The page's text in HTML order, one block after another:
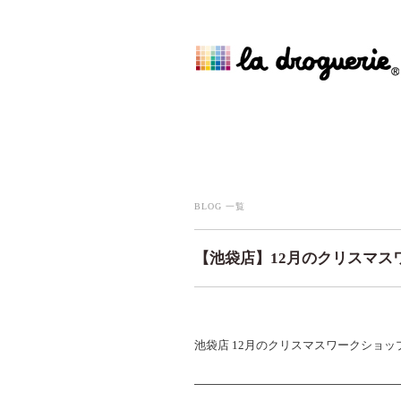
BLOG 一覧
【池袋店】12月のクリスマ
池袋店 12月のクリスマスワークショッ